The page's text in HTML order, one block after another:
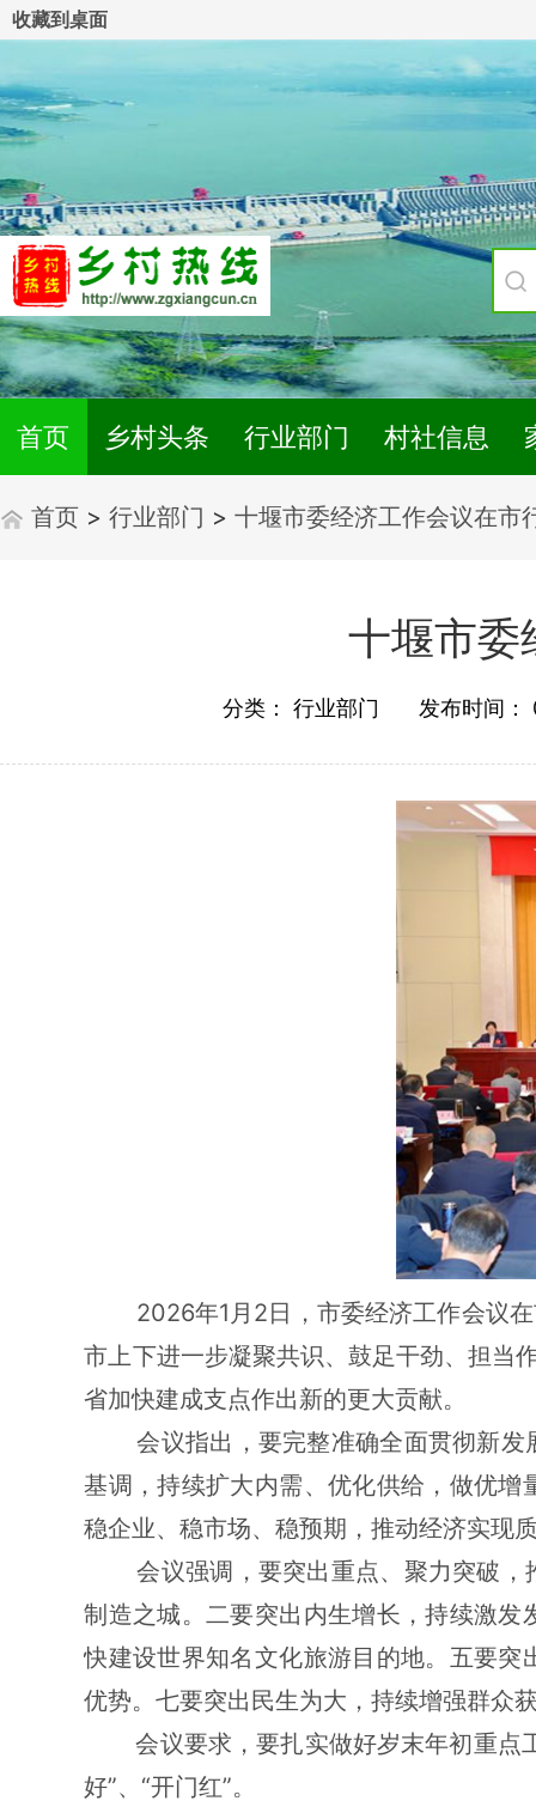
收藏到桌面
首页 乡村头条 行业部门 村社信息
首页 > 行业部门 > 十堰市委经济工作会议在市
十堰市委
分类： 行业部门 发布时间：
2026年1月2日，市委经济工作会议
市上下进一步凝聚共识、鼓足干劲、担当
省加快建成支点作出新的更大贡献。
会议指出， 要完整准确全面贯彻新
基调，持续扩大内需、优化供给，做优
稳企业、稳市场、稳预期，推动经济实现
会议强调，要突出重点、聚力突破，
制造之城。二要突出内生增长，持续激
快建设世界知名文化旅游目的地。五要
优势。七要突出民生为大，持续增强群众
会议要求，要扎实做好岁末年初重点工
好”、“开门红”。